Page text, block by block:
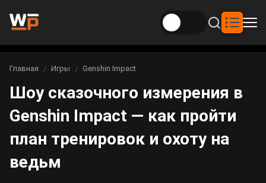
Новости
Новости Genshin Impact
Новости Honkai: Star Rail
Новости Zenless Zone Zero
Игры
Genshin Impact
Билды
Билды Genshin Impact
Интересное
Рейтинги
Вы здесь:
Главная Игры Genshin Impact
Шоу сказочного измерения в
Genshin Impact — как пройти
план тренировок и охоту на
ведьм